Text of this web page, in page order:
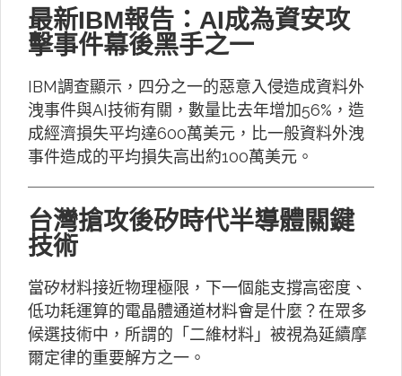
最新IBM報告：AI成為資安攻
擊事件幕後黑手之一
IBM調查顯示，四分之一的惡意入侵造成資料外
洩事件與AI技術有關，數量比去年增加56%，造
成經濟損失平均達600萬美元，比一般資料外洩
事件造成的平均損失高出約100萬美元。
台灣搶攻後矽時代半導體關鍵
技術
當矽材料接近物理極限，下一個能支撐高密度、
低功耗運算的電晶體通道材料會是什麼？在眾多
候選技術中，所謂的「二維材料」被視為延續摩
爾定律的重要解方之一。